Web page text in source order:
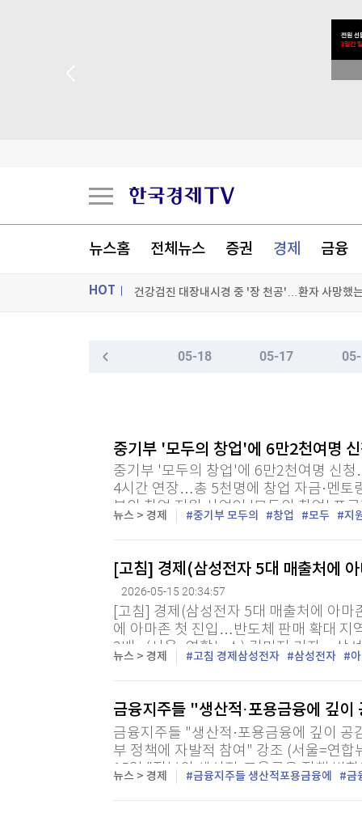
뉴스홈 전체뉴스 증권 경제 금융
HOT
美 7월 고용 예상밖 2만3천명 감소…실업률은
건강검진 대장내시경 중 '장 천공'…환자 사망했
흔들리는 미국 영향력…사우디·튀르키예·파키
[포토+] 박정민, '멋짐 가득한 모습~'
美 7월 고용 예상밖 2만3천명 감소…실업률은
美 7월 고용 예상밖 2만3천명 감소…실업률은
[오후5시] 뉴스플러스
온로드 (ON ROAD) 인사이트
부동산
사회
글로벌경제
랭킹뉴스
미네르바아카데미
스페셜강의
투자/재테크
[모집-3기-] 돈버는 트레이딩 투자 북클럽
[할인50%] 한·미 투자 올인원 클래스
특징주 뉴스
매매신호 (랭킹
환율
해외증시
05-18 05-17
중기부 '모두의 창업'에 6만2천여명
중기부 '모두의 창업'에 6만2천여명 신
4시간 연장…총 5천명에 창업 자금·멘토
부의 창업 지원 사업인 '모두의 창업' 프
것으로 집계됐다. 15일 중소벤처기업부
뉴스 > 경제 중기부 모두의 창업 모두 지
[고침] 경제(삼성전자 5대 매출처에
2026-05-15 20:34:57
[고침] 경제(삼성전자 5대 매출처에 아
에 아마존 첫 진입…반도체 판매 확대 지
3배↑ (서울=연합뉴스) 김민지 기자 = 삼
음으로 이름을 올렸다. 삼성전자가 15일
뉴스 > 경제 고침 경제삼성전자 삼성전자
금융지주들 "생산적·포용금융에 깊
금융지주들 "생산적·포용금융에 깊이
부 정책에 자발적 참여" 강조 (서울=연
15일 "정부의 생산적·포용금융 정책 방
방향 중 하나로 추진하고 있다"고 강조
뉴스 > 경제 금융지주들 생산적포용금융에 금